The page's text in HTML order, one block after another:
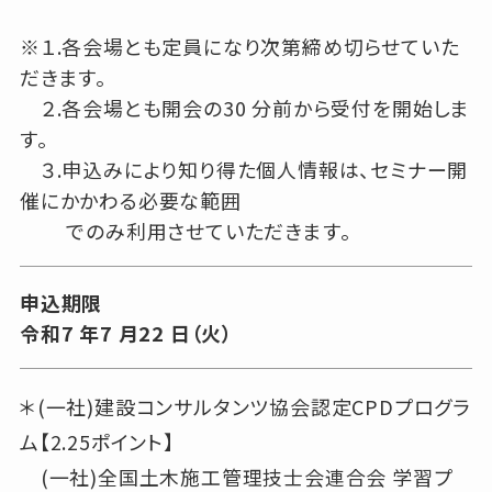
※１.各会場とも定員になり次第締め切らせていた
だきます。
２.各会場とも開会の30 分前から受付を開始しま
す。
３.申込みにより知り得た個人情報は、セミナー開
催にかかわる必要な範囲
でのみ利用させていただきます。
申込期限
令和7 年7 月22 日（火）
＊(一社)建設コンサルタンツ協会認定CPDプログラ
ム【2.25ポイント】
(一社)全国土木施工管理技士会連合会 学習プ